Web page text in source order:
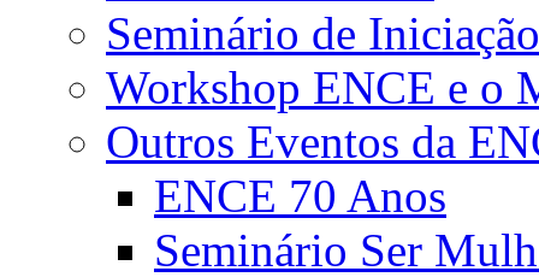
Seminário de
Workshop ENCE e o
Outros Eventos da
ENCE 70 Anos
Seminário Ser